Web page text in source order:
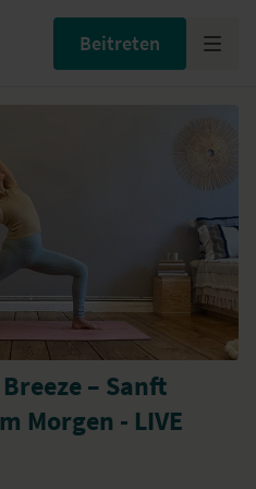
Beitreten
– Sanft
Morgen - LIVE